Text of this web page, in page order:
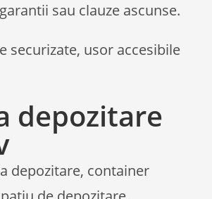
sau clauze ascunse.
securizate, usor accesibile
depozitare
depozitare, container